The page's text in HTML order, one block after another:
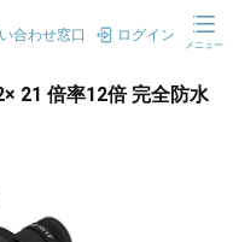
合わせ窓口 ログイン
メニュー
21 倍率12倍 完全防水